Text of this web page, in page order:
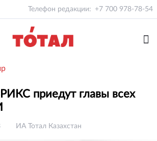
Телефон редакции: +7 700 978-78-54
приедут главы всех
ИА Тотал Казахстан